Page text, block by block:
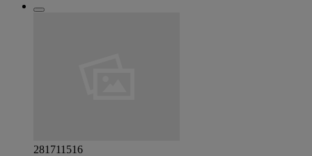
281711516